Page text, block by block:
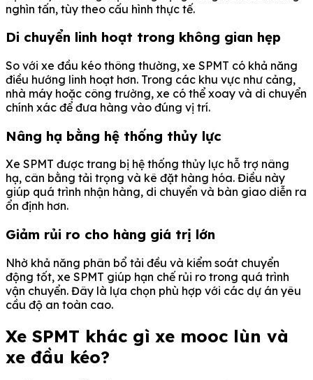
nghìn tấn, tùy theo cấu hình thực tế.
Di chuyển linh hoạt trong không gian hẹp
So với xe đầu kéo thông thường, xe SPMT có khả năng
điều hướng linh hoạt hơn. Trong các khu vực như cảng,
nhà máy hoặc công trường, xe có thể xoay và di chuyển
chính xác để đưa hàng vào đúng vị trí.
Nâng hạ bằng hệ thống thủy lực
Xe SPMT được trang bị hệ thống thủy lực hỗ trợ nâng
hạ, cân bằng tải trọng và kê đặt hàng hóa. Điều này
giúp quá trình nhận hàng, di chuyển và bàn giao diễn ra
ổn định hơn.
Giảm rủi ro cho hàng giá trị lớn
Nhờ khả năng phân bổ tải đều và kiểm soát chuyển
động tốt, xe SPMT giúp hạn chế rủi ro trong quá trình
vận chuyển. Đây là lựa chọn phù hợp với các dự án yêu
cầu độ an toàn cao.
Xe SPMT khác gì xe mooc lùn và
xe đầu kéo?